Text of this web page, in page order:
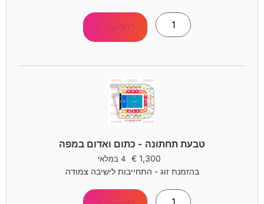
לרכישה >
טבעת תחתונה - כתום ואדום במפה
1,300
€ 4 במלאי
בהזמנת זוג - התחייבות לישיבה צמודה